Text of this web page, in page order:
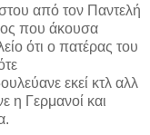
από τον Παντελή
που άκουσα
ότι ο πατέρας του
εκεί κτλ αλλ
η Γερμανοί και